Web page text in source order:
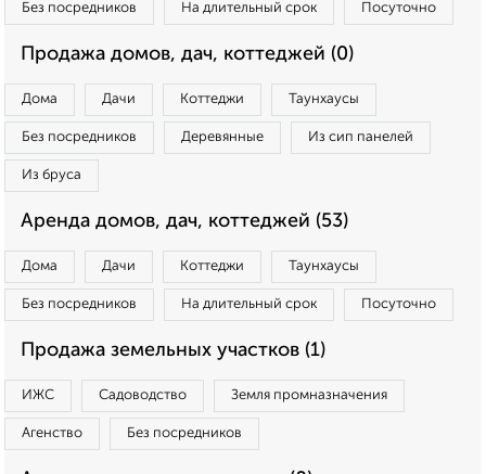
Без посредников На длительный срок Посуточно
Продажа домов, дач, коттеджей (0)
Дома Дачи Коттеджи Таунхаусы
Без посредников Деревянные Из сип панелей
Из бруса
Аренда домов, дач, коттеджей (53)
Дома Дачи Коттеджи Таунхаусы
Без посредников На длительный срок Посуточно
Продажа земельных участков (1)
ИЖС Садоводство Земля промназначения
Агенство Без посредников